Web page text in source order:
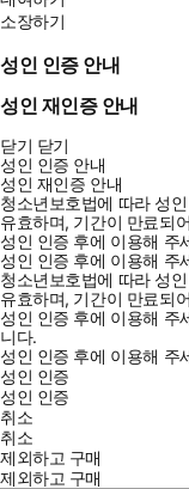
소장하기
성인 인증 안내
성인 재인증 안내
닫기 닫기
성인 인증 안내
성인 재인증 안내
청소년보호법에 따라 성
유효하며, 기간이 만료되
성인 인증 후에 이용해 주
성인 인증 후에 이용해 주
청소년보호법에 따라 성
유효하며, 기간이 만료되
성인 인증 후에 이용해 주
니다.
성인 인증 후에 이용해 주
성인 인증
성인 인증
취소
취소
제외하고 구매
제외하고 구매